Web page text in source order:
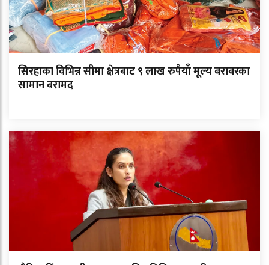
सिरहाका विभिन्न सीमा क्षेत्रबाट ९ लाख रुपैयाँ मूल्य बराबरका
सामान बरामद